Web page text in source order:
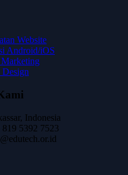
Website
Android/iOS
Indonesia
819 5392 7523